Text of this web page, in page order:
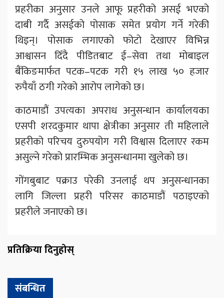
प्रहरीका अनुसार उनले आफू प्रहरीको असई भएको
दाबी गर्दै असईको पोसाक समेत प्रयोग गर्ने गरेकी
थिइन्। पोसाक लगाएको फोटो देखाएर विभिन्न
आश्वासन दिँदै पीडितबाट ई–सेवा तथा मोबाइल
बैंकिङमार्फत पटक–पटक गरी १५ लाख ५० हजार
रुपैयाँ ठगी गरेको आरोप लागेको छ।
काठमाडौं उपत्यका अपराध अनुसन्धान कार्यालयका
एसपी शरदकुमार थापा क्षेत्रीका अनुसार ती महिलाले
प्रहरीको परिचय दुरुपयोग गरी विश्वास दिलाएर रकम
असुल्ने गरेको प्रारम्भिक अनुसन्धानमा खुलेको छ।
गोंगबुबाट पक्राउ परेकी उनलाई थप अनुसन्धानका
लागि जिल्ला प्रहरी परिसर काठमाडौं पठाइएको
प्रहरीले जनाएको छ।
प्रतिक्रिया दिनुहोस्
संबन्धित